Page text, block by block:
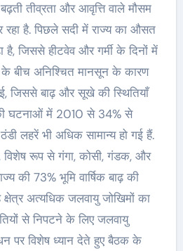
तीव्रता और आवृत्ति वाले मौसम
है. पिछले सदी में राज्य का औसत
है, जिससे हीटवेव और गर्मी के दिनों में
बीच अनिश्चित मानसून के कारण
जिससे बाढ़ और सूखे की स्थितियाँ
घटनाओं में 2010 से 34% से
लहरें भी अधिक सामान्य हो गई हैं.
विशेष रूप से गंगा, कोसी, गंडक, और
की 73% भूमि वार्षिक बाढ़ की
अत्यधिक जलवायु जोखिमों का
से निपटने के लिए जलवायु
पर विशेष ध्यान देते हुए बैठक के